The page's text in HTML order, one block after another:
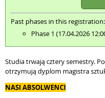
Past phases in this registration:
Phase 1 (17.04.2026
Studia trwają cztery semestry.
otrzymują dyplom magistra
NASI ABSOLWENCI